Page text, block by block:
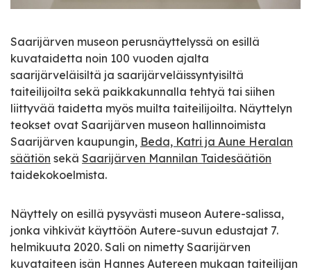
Saarijärven museon perusnäyttelyssä on esillä
kuvataidetta noin 100 vuoden ajalta
saarijärveläisiltä ja saarijärveläissyntyisiltä
taiteilijoilta sekä paikkakunnalla tehtyä tai siihen
liittyvää taidetta myös muilta taiteilijoilta. Näyttelyn
teokset ovat Saarijärven museon hallinnoimista
Saarijärven kaupungin, Beda, Katri ja Aune Heralan
säätiön sekä Saarijärven Mannilan Taidesäätiön
taidekokoelmista.
Näyttely on esillä pysyvästi museon Autere-salissa,
jonka vihkivät käyttöön Autere-suvun edustajat 7.
helmikuuta 2020. Sali on nimetty Saarijärven
kuvataiteen isän Hannes Autereen mukaan taiteilijan